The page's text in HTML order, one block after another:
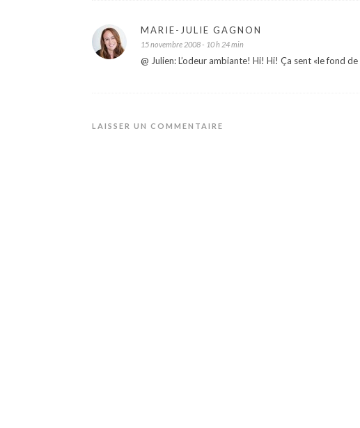
MARIE-JULIE GAGNON
15 novembre 2008 - 10 h 24 min
@ Julien: L’odeur ambiante! Hi! Hi! Ça sent «le fond
LAISSER UN COMMENTAIRE